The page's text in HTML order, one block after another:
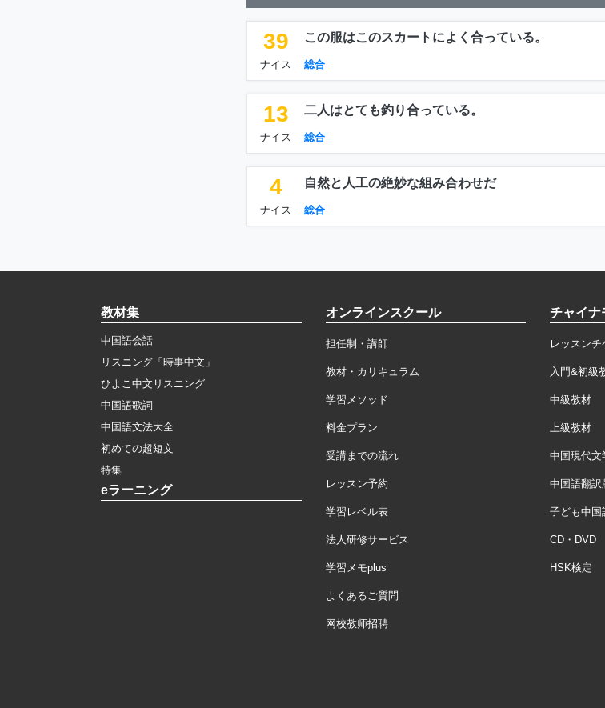
39
ナイス
この服はこのスカートによく合っている。
総合
13
ナイス
二人はとても釣り合っている。
総合
4
ナイス
自然と人工の絶妙な組み合わせだ
総合
教材集
中国語会話
リスニング「時事中文」
ひよこ中文リスニング
中国語歌詞
中国語文法大全
初めての超短文
特集
eラーニング
オンラインスクール
担任制・講師
教材・カリキュラム
学習メソッド
料金プラン
受講までの流れ
レッスン予約
学習レベル表
法人研修サービス
学習メモplus
よくあるご質問
网校教师招聘
チャイナ
レッスンチ
入門&初級
中級教材
上級教材
中国現代文
中国語翻訳
子ども中国
CD・DVD
HSK検定